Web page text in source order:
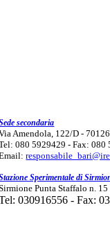
secondaria
Amendola, 122/D -
080 5929429 - Fax: 080
Sperimentale di
Punta Staffalo n.
030916556 - Fax: